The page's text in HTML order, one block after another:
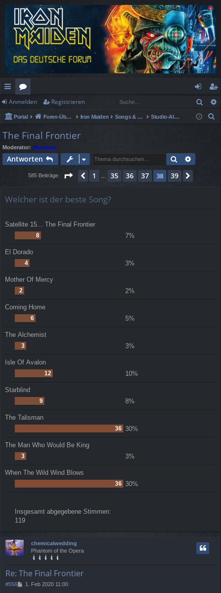
ch
ne
llz
ug
rif
or
en
n
m
eg
ist
Anmelden Registrieren
Portal Foren-Übersicht Iron Maiden Songs & Alben Spezial Studio-Alben
The Final Frontier
Moderator: Phantom
Antworten Suche
585 Beiträge Seite 38 von39
Vorherige
1 … 35 36 37 38 39
Welcher ist der beste Song?
Satellite 15... The Final Frontier
8 7%
El Dorado
4 3%
Mother Of Mercy
2 2%
Coming Home
6 5%
The Alchemist
3 3%
Isle Of Avalon
12 10%
Starblind
9 8%
The Talisman
36 30%
The Man Who Would Be King
3 3%
When The Wild Wind Blows
36 30%
Insgesamt abgegebene Stimmen:
119
chemicalwedding
Phantom of the Opera
Re: The Final Frontier
#556
B1. Feb 2020 11:00